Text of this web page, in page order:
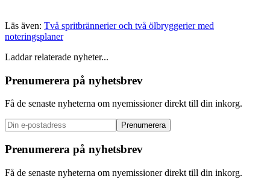
Läs även: Två spritbrännerier och två ölbryggerier med
noteringsplaner
Laddar relaterade nyheter...
Prenumerera på nyhetsbrev
Få de senaste nyheterna om nyemissioner direkt till din inkorg.
Prenumerera
Prenumerera på nyhetsbrev
Få de senaste nyheterna om nyemissioner direkt till din inkorg.